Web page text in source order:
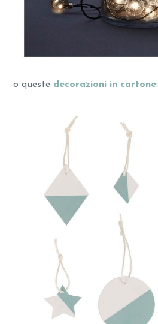
o queste decorazioni in cartone: